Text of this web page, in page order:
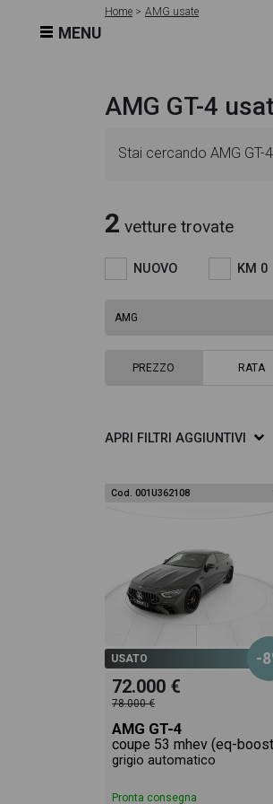
MENU
Home AMG usate
AMG GT-4
Stai cercando AMG
pagina AMG GT-4 53
2 vetture trovate
NUOVO KM 0
PREZZO RATA
APRI FILTRI AGGIUNTIVI
Cod. 001U362108
USATO -
72.000 €
78.000 €
AMG GT-4
grigio automatico
Pronta consegna